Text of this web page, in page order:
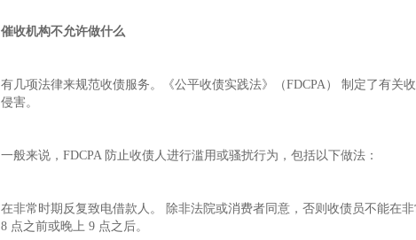
催收机构不允许做什么
有几项法律来规范收债服务。《公平收债实践法》（FDCPA） 制定了有关
侵害。
一般来说，FDCPA 防止收债人进行滥用或骚扰行为，包括以下做法：
在非常时期反复致电借款人。 除非法院或消费者同意，否则收债员不能
8 点之前或晚上 9 点之后。